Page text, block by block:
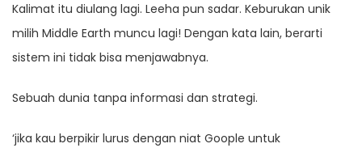
Kalimat itu diulang lagi. Leeha pun sadar. Keburukan unik
milih Middle Earth muncu lagi! Dengan kata lain, berarti
sistem ini tidak bisa menjawabnya.
Sebuah dunia tanpa informasi dan strategi.
‘jika kau berpikir lurus dengan niat Goople untuk